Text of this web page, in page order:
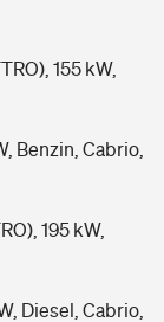
155 kW,
Benzin, Cabrio,
195 kW,
Diesel, Cabrio,